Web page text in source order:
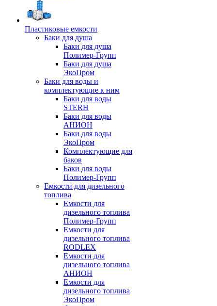
Пластиковые емкости
Баки для душа
Баки для душа
Полимер-Групп
Баки для душа
ЭкоПром
Баки для воды и
комплектующие к ним
Баки для воды
STERH
Баки для воды
АНИОН
Баки для воды
ЭкоПром
Комплектующие для
баков
Баки для воды
Полимер-Групп
Емкости для дизельного
топлива
Емкости для
дизельного топлива
Полимер-Групп
Емкости для
дизельного топлива
RODLEX
Емкости для
дизельного топлива
АНИОН
Емкости для
дизельного топлива
ЭкоПром